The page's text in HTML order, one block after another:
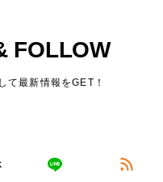
FOLLOW
て最新情報をGET！